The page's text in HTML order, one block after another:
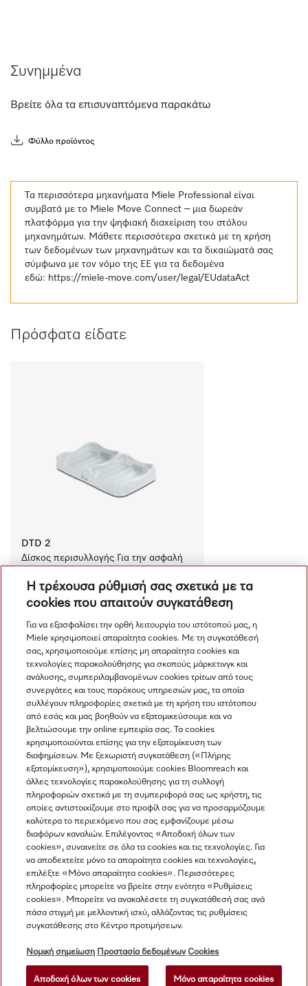
Συνημμένα
Βρείτε όλα τα επισυναπτόμενα παρακάτω
Φύλλο προϊόντος
Τα περισσότερα μηχανήματα Miele Professional είναι
συμβατά με το Miele Move Connect – μια δωρεάν
πλατφόρμα για την ψηφιακή διαχείριση του στόλου
μηχανημάτων. Μάθετε περισσότερα σχετικά με τη χρήση
των δεδομένων των μηχανημάτων και τα δικαιώματά σας
σύμφωνα με τον νόμο της ΕΕ για τα δεδομένα
εδώ: https://miele-move.com/user/legal/EUdataAct
Πρόσφατα είδατε
DTD 2
Δίσκος περισυλλογής Για την ασφαλή
απορρυπαντικού ProCare.
€ 51.00
Σύγκριση
Προβολή όλων
Πλοήγηση
Υπηρεσιες
Η τρέχουσα ρύθμισή σας σχετικά με τα
cookies που απαιτούν συγκατάθεση
Για να εξασφαλίσει την ορθή λειτουργία του ιστότοπού μας, η
Miele χρησιμοποιεί απαραίτητα cookies. Με τη συγκατάθεσή
σας, χρησιμοποιούμε επίσης μη απαραίτητα cookies και
τεχνολογίες παρακολούθησης για σκοπούς μάρκετινγκ και
ανάλυσης, συμπεριλαμβανομένων cookies τρίτων από τους
συνεργάτες και τους παρόχους υπηρεσιών μας, τα οποία
συλλέγουν πληροφορίες σχετικά με τη χρήση του ιστότοπου
από εσάς και μας βοηθούν να εξατομικεύσουμε και να
βελτιώσουμε την online εμπειρία σας. Τα cookies
χρησιμοποιούνται επίσης για την εξατομίκευση των
διαφημίσεων. Με ξεχωριστή συγκατάθεση («Πλήρης
εξατομίκευση»), χρησιμοποιούμε cookies Bloomreach και
άλλες τεχνολογίες παρακολούθησης για τη συλλογή
πληροφοριών σχετικά με τη συμπεριφορά σας ως χρήστη, τις
οποίες αντιστοιχίζουμε στο προφίλ σας για να προσαρμόζουμε
καλύτερα το περιεχόμενο που σας εμφανίζουμε μέσω
διαφόρων καναλιών. Επιλέγοντας «Αποδοχή όλων των
cookies», συναινείτε σε όλα τα cookies και τις τεχνολογίες. Για
να αποδεχτείτε μόνο τα απαραίτητα cookies και τεχνολογίες,
επιλέξτε «Μόνο απαραίτητα cookies». Περισσότερες
πληροφορίες μπορείτε να βρείτε στην ενότητα «Ρυθμίσεις
cookies». Μπορείτε να ανακαλέσετε τη συγκατάθεσή σας ανά
πάσα στιγμή με μελλοντική ισχύ, αλλάζοντας τις ρυθμίσεις
συγκατάθεσης στο Κέντρο προτιμήσεων.
Νομική σημείωση Προστασία δεδομένων Cookies
Αποδοχή όλων των cookies Μόνο απαραίτητα cookies